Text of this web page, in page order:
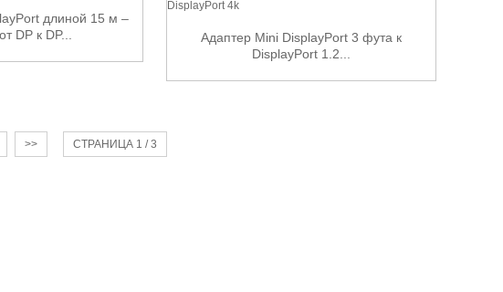
длиной 15 м –
DP к DP...
Адаптер Mini DisplayPort 3 фута к
DisplayPort 1.2...
>> СТРАНИЦА 1 / 3